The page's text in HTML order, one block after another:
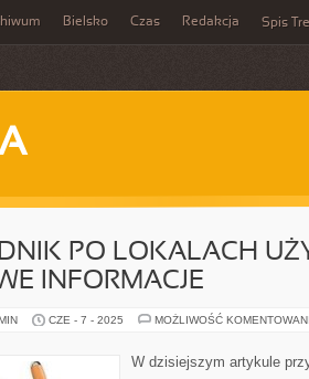
Bielsko Czas Redakcja Spis
PO LOKALACH
INFORMACJE
CZE - 7 - 2025 MOŻLIWOŚĆ
W dzisiejszym artykule